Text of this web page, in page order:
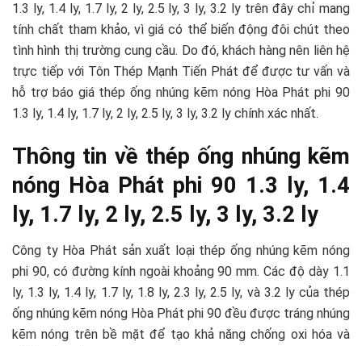
1.3 ly, 1.4 ly, 1.7 ly, 2 ly, 2.5 ly, 3 ly, 3.2 ly trên đây chỉ mang
tính chất tham khảo, vì giá có thể biến động đôi chút theo
tình hình thị trường cung cầu. Do đó, khách hàng nên liên hệ
trực tiếp với Tôn Thép Mạnh Tiến Phát để được tư vấn và
hỗ trợ báo giá thép ống nhúng kẽm nóng Hòa Phát phi 90
1.3 ly, 1.4 ly, 1.7 ly, 2 ly, 2.5 ly, 3 ly, 3.2 ly chính xác nhất.
Thông tin về thép ống nhúng kẽm
nóng Hòa Phát phi 90 1.3 ly, 1.4
ly, 1.7 ly, 2 ly, 2.5 ly, 3 ly, 3.2 ly
Công ty Hòa Phát sản xuất loại thép ống nhúng kẽm nóng
phi 90, có đường kính ngoài khoảng 90 mm. Các độ dày 1.1
ly, 1.3 ly, 1.4 ly, 1.7 ly, 1.8 ly, 2.3 ly, 2.5 ly, và 3.2 ly của thép
ống nhúng kẽm nóng Hòa Phát phi 90 đều được tráng nhúng
kẽm nóng trên bề mặt để tạo khả năng chống oxi hóa và